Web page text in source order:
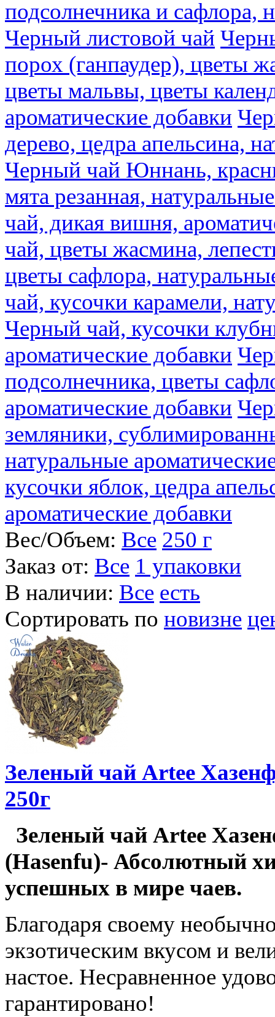
подсолнечника и сафлора,
Черный листовой чай
порох (ганпаудер), цветы
цветы мальвы, цветы
ароматические добавки
дерево, цедра апельсина,
Черный чай Юннань,
мята резанная,
чай, дикая вишня,
чай, цветы жасмина,
цветы сафлора,
чай, кусочки карамели,
Черный чай, кусочки
ароматические добавки
подсолнечника, цветы
ароматические добавки
земляники,
натуральные
кусочки яблок, цедра
ароматические добавки
Вес/Объем: Все 250 г
Заказ от: Все 1 упаковки
В наличии: Все есть
Сортировать по новизне
Зеленый чай Artee
250г
Зеленый чай Artee
(Hasenfu)- Абсолютный
успешных в мире чаев.
Благодаря своему
экзотическим вкусом и
настое. Несравненное
гарантировано!